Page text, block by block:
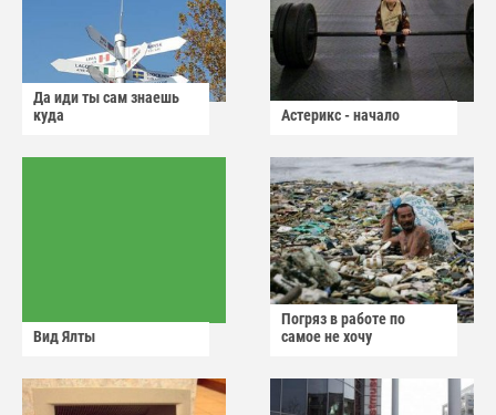
Да иди ты сам знаешь
куда
Астерикс - начало
Вид Ялты
Погряз в работе по
самое не хочу